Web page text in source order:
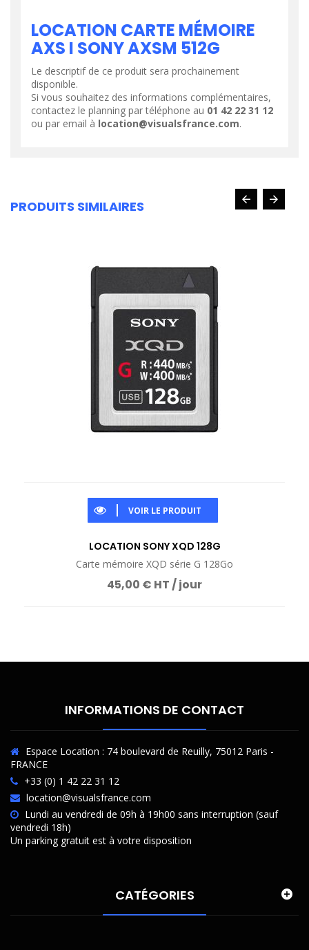
LOCATION CARTE MÉMOIRE
AXS I SONY AXSM 512G
Le descriptif de ce produit sera prochainement
disponible.
Si vous souhaitez des informations complémentaires,
contactez le planning par téléphone au 01 42 22 31 12
ou par email à location@visualsfrance.com.
PRODUITS SIMILAIRES
VOIR LE PRODUIT
LOCATION SONY XQD 128G
Carte mémoire XQD série G 128Go
45,00 € HT / jour
INFORMATIONS DE CONTACT
Espace Location : 74 boulevard de Reuilly, 75012 Paris -
FRANCE
+33 (0) 1 42 22 31 12
location@visualsfrance.com
Lundi au vendredi de 09h à 19h00 sans interruption (sauf
vendredi 18h)
Un parking gratuit est à votre disposition
CATÉGORIES